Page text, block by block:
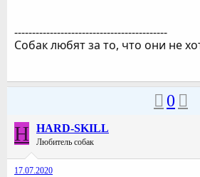
-------------------------------------------
Собак любят за то, что они не
0
H HARD-SKILL
Любитель собак
17.07.2020